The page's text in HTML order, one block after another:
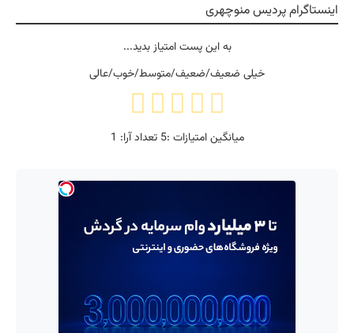
اینستاگرام پردیس منوچهری
به این پست امتیاز بدید...
خیلی ضعیف/ضعیف/متوسط/خوب/عالی
میانگین امتیازات :5 تعداد آرا: 1